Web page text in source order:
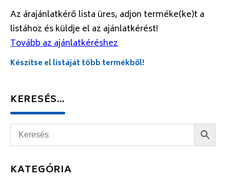
Az árajánlatkérő lista üres, adjon terméke(ke)t a
listához és küldje el az ajánlatkérést!
Tovább az ajánlatkéréshez
Készítse el listáját több termékből!
KERESÉS…
KATEGÓRIA